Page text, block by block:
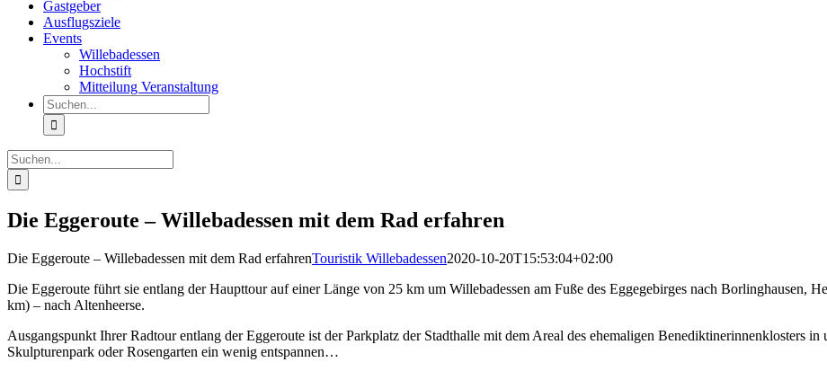
Gastgeber
Ausflugsziele
Events
Willebadessen
Hochstift
Mitteilung Veranstaltung
Suche
nach:
Suche
nach:
Die Eggeroute – Willebadessen mit dem Rad erfahren
Die Eggeroute – Willebadessen mit dem Rad erfahrenTouristik Willebadessen2020-10-20T15:53:04+02:00
Die Eggeroute führt sie entlang der Haupttour auf einer Länge von 25 km um Willebadessen am Fuße des Eggegebirges nach Borlinghausen,
km) – nach Altenheerse.
Ausgangspunkt Ihrer Radtour entlang der Eggeroute ist der Parkplatz der Stadthalle mit dem Areal des ehemaligen Benediktinerinnenklosters
Skulpturenpark oder Rosengarten ein wenig entspannen…